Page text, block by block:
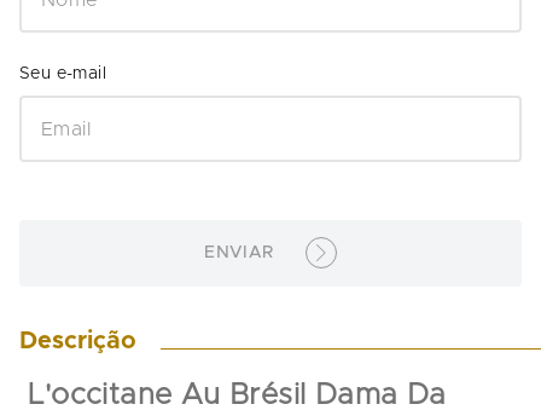
ENVIAR
Descrição